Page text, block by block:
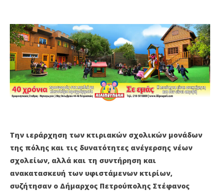
ΔΙΑΒΑΖΕΤΕ ΤΩΡΑ
ΠΕΤΡΟΥΠΟΛΗ: ΠΡΑΣΙΝΟ ΦΩΣ ΑΠΟ ΚΤΥΠ ΓΙΑ ΔΥΟ
ΝΗΠΙΑΓΩΓΕΙΑ
Petroupolis
Την ιεράρχηση των κτιριακών σχολικών μονάδων
της πόλης και τις δυνατότητες ανέγερσης νέων
σχολείων, αλλά και τη συντήρηση και
ανακατασκευή των υφιστάμενων κτιρίων,
συζήτησαν ο Δήμαρχος Πετρούπολης Στέφανος